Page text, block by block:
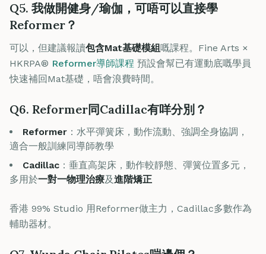
Q5. 我做開健身/瑜伽，可唔可以直接學
Reformer？
可以，但建議報讀包含Mat基礎模組嘅課程。Fine Arts ×
HKRPA® Reformer導師課程 預設會幫已有運動底嘅學員
快速補回Mat基礎，唔會浪費時間。
Q6. Reformer同Cadillac有咩分別？
Reformer ：水平彈簧床，動作流動、強調全身協調，
適合一般訓練同導師教學
Cadillac ：垂直高架床，動作較靜態、彈簧位置多元，
多用於一對一物理治療及進階矯正
香港 99% Studio 用Reformer做主力，Cadillac多數作為
輔助器材。